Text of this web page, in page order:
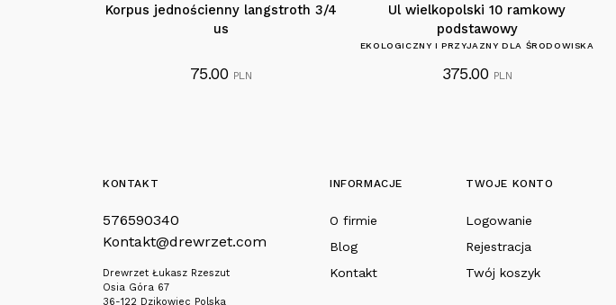
Korpus jednościenny langstroth 3/4
us
75.00 PLN
Ul wielkopolski 10 ramkowy
podstawowy
EKOLOGICZNY I PRZYJAZNY DLA ŚRODOWISKA
375.00 PLN
KONTAKT
576590340
Kontakt@drewrzet.com
Drewrzet Łukasz Rzeszut
Osia Góra 67
36-122 Dzikowiec Polska
INFORMACJE
O firmie
Blog
Kontakt
TWOJE KONTO
Logowanie
Rejestracja
Twój koszyk